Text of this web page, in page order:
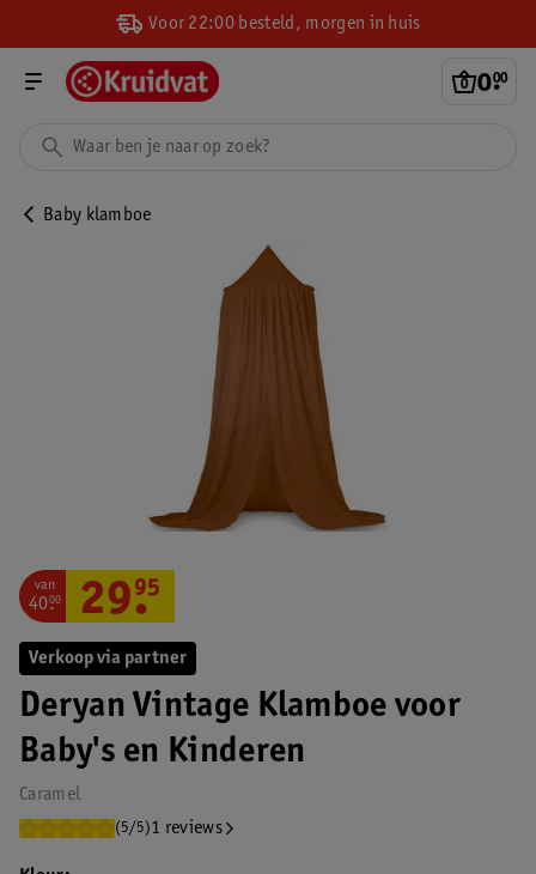
Voor 22:00 besteld, morgen in huis
0.
00
Baby klamboe
Verkoop via partner
Deryan Vintage Klamboe voor
Baby's en Kinderen
Caramel
(5/5)1 reviews
van
40.
00 29.
95